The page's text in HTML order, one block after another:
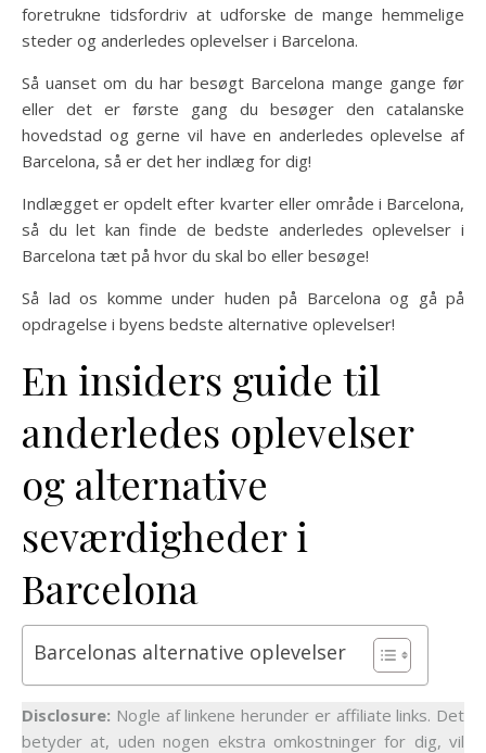
foretrukne tidsfordriv at udforske de mange hemmelige
steder og anderledes oplevelser i Barcelona.
Så uanset om du har besøgt Barcelona mange gange før
eller det er første gang du besøger den catalanske
hovedstad og gerne vil have en anderledes oplevelse af
Barcelona, så ​​er det her indlæg for dig!
Indlægget er opdelt efter kvarter eller område i Barcelona,
så du let kan finde de bedste anderledes oplevelser i
Barcelona tæt på hvor du skal bo eller besøge!
Så lad os komme under huden på Barcelona og gå på
opdragelse i byens bedste alternative oplevelser!
En insiders guide til
anderledes oplevelser
og alternative
seværdigheder i
Barcelona
Barcelonas alternative oplevelser
Disclosure: Nogle af linkene herunder er affiliate links. Det
betyder at, uden nogen ekstra omkostninger for dig, vil